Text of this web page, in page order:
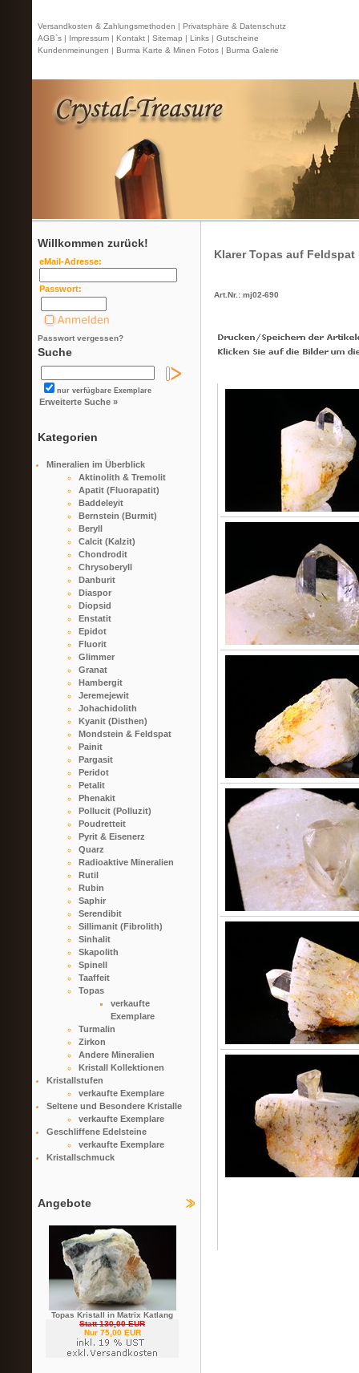
Versandkosten & Zahlungsmethoden | Privatsphäre & Datenschutz
AGB`s | Impressum | Kontakt | Sitemap | Links | Gutscheine
Kundenmeinungen | Burma Karte & Minen Fotos | Burma Galerie
Willkommen zurück!
eMail-Adresse:
Passwort:
Passwort vergessen?
Suche
nur verfügbare Exemplare
Erweiterte Suche »
Kategorien
Mineralien im Überblick
Aktinolith & Tremolit
Apatit (Fluorapatit)
Baddeleyit
Bernstein (Burmit)
Beryll
Calcit (Kalzit)
Chondrodit
Chrysoberyll
Danburit
Diaspor
Diopsid
Enstatit
Epidot
Fluorit
Glimmer
Granat
Hambergit
Jeremejewit
Johachidolith
Kyanit (Disthen)
Mondstein & Feldspat
Painit
Pargasit
Peridot
Petalit
Phenakit
Pollucit (Polluzit)
Poudretteit
Pyrit & Eisenerz
Quarz
Radioaktive Mineralien
Rutil
Rubin
Saphir
Serendibit
Sillimanit (Fibrolith)
Sinhalit
Skapolith
Spinell
Taaffeit
Topas
verkaufte
Exemplare
Turmalin
Zirkon
Andere Mineralien
Kristall Kollektionen
Kristallstufen
verkaufte Exemplare
Seltene und Besondere Kristalle
verkaufte Exemplare
Geschliffene Edelsteine
verkaufte Exemplare
Kristallschmuck
Angebote
Topas Kristall in Matrix Katlang
Statt 130,00 EUR
Nur 75,00 EUR
Klarer Topas auf
Art.Nr.: mj02-690